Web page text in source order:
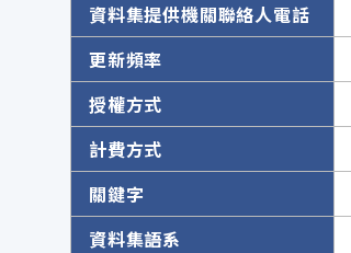
資料集提供機關聯絡人電話
更新頻率
授權方式
計費方式
關鍵字
資料集語系